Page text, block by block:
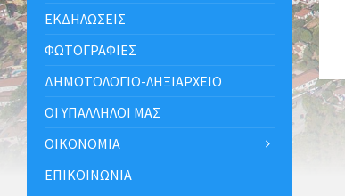
ΕΚΔΗΛΏΣΕΙΣ
ΦΩΤΟΓΡΑΦΊΕΣ
ΔΗΜΟΤΟΛΌΓΙΟ-ΛΗΞΙΑΡΧΕΊΟ
ΟΙ ΥΠΆΛΛΗΛΟΙ ΜΑΣ
ΟΙΚΟΝΟΜΊΑ
ΕΠΙΚΟΙΝΩΝΊΑ